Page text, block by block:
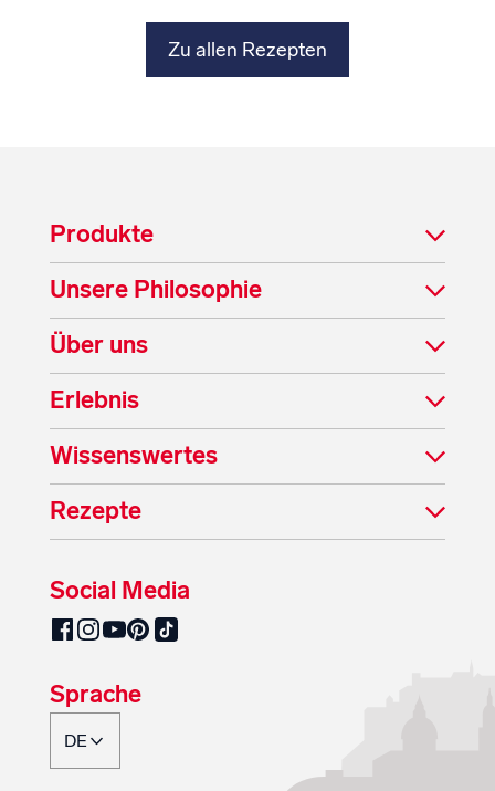
Zu allen Rezepten
Produkte
Unsere Philosophie
Über uns
Erlebnis
Wissenswertes
Rezepte
Social Media
SalzburgMilch auf Facebook
SalzburgMilch auf Instagram
SalzburgMilch auf YouTube
SalzburgMilch auf Pinterest
SalzburgMilch auf TikTok
Sprache